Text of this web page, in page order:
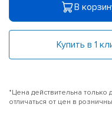
В
Купить в 1
*Цена действительна только
отличаться от цен в